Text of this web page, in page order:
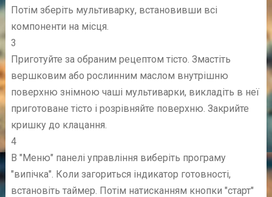
Потім зберіть мультиварку, встановивши всі
компоненти на місця.
3
Приготуйте за обраним рецептом тісто. Змастіть
вершковим або рослинним маслом внутрішню
поверхню знімною чаші мультиварки, викладіть в неї
приготоване тісто і розрівняйте поверхню. Закрийте
кришку до клацання.
4
В "Меню" панелі управління виберіть програму
"випічка". Коли загориться індикатор готовності,
встановіть таймер. Потім натисканням кнопки "старт"